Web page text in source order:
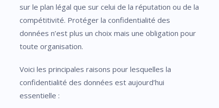
sur le plan légal que sur celui de la réputation ou de la
compétitivité. Protéger la confidentialité des
données n’est plus un choix mais une obligation pour
toute organisation.
Voici les principales raisons pour lesquelles la
confidentialité des données est aujourd’hui
essentielle :